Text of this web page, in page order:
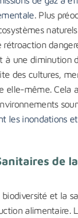
. Plus
rétroaction
à une diminution
des cultures,
elle-même. Cela
les inondations
de
et la
alimentaire.